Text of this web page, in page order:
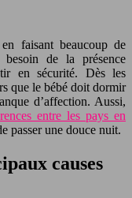
faisant beaucoup de
de la présence
en sécurité. Dès les
que le bébé doit dormir
d’affection. Aussi,
entre les pays en
passer une douce nuit.
causes